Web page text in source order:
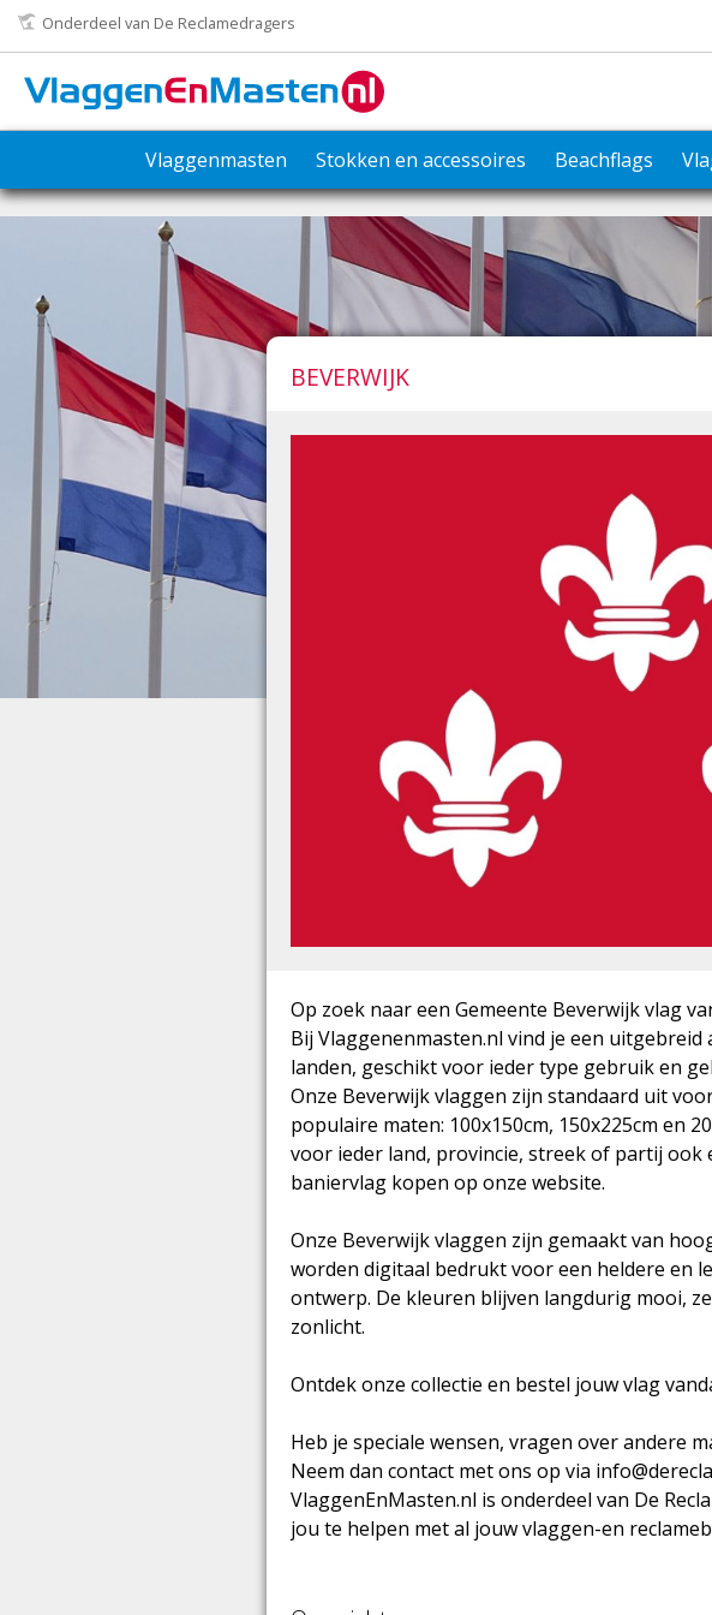
Onderdeel van De Reclamedragers
Vlaggenmasten Stokken en accessoires Beachflags
BEVERWIJK
Op zoek naar een Gemeente Beverwijk vlag
Bij Vlaggenenmasten.nl vind je een
landen, geschikt voor ieder type gebruik en
Onze Beverwijk vlaggen zijn standaard uit
populaire maten: 100x150cm, 150x225cm en
voor ieder land, provincie, streek of partij ook
baniervlag kopen op onze website.
Onze Beverwijk vlaggen zijn gemaakt van
worden digitaal bedrukt voor een heldere en
ontwerp. De kleuren blijven langdurig mooi,
zonlicht.
Ontdek onze collectie en bestel jouw vlag
Heb je speciale wensen, vragen over andere
Neem dan contact met ons op via
VlaggenEnMasten.nl is onderdeel van De
jou te helpen met al jouw vlaggen-en